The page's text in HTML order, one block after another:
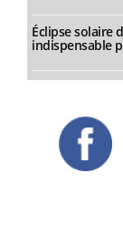
Éclipse solaire
indispensable